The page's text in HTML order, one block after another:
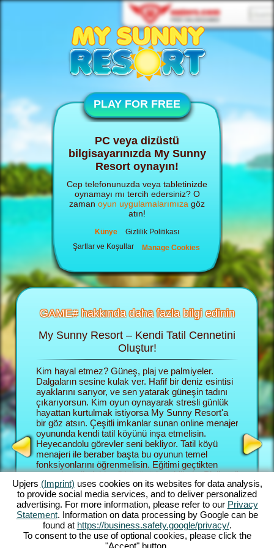
PLAY FOR FREE
PC veya dizüstü
bilgisayarınızda My Sunny
Resort oynayın!
Cep telefonunuzda veya tabletinizde
oynamayı mı tercih edersiniz? O
zaman oyun uygulamalarımıza göz
atın!
Künye
Gizlilik Politikası
Şartlar ve Koşullar
Manage Cookies
GAME# hakkında daha fazla bilgi edinin
bilgi
My Sunny Resort – Kendi Tatil Cennetini
Oluştur!
Kim hayal etmez? Güneş, plaj ve palmiyeler.
Dalgaların sesine kulak ver. Hafif bir deniz esintisi
ayaklarını sarıyor, ve sen yatarak güneşin tadını
çıkarıyorsun. Kim oyun oynayarak stresli günlük
hayattan kurtulmak istiyorsa My Sunny Resort'a
bir göz atsın. Çeşitli imkanlar sunan online menajer
oyununda kendi tatil köyünü inşa etmelisin.
Heyecandolu görevler seni bekliyor. Tatil köyü
menajeri ile beraber başta bu oyunun temel
fonksiyonlarını öğrenmelisin. Eğitimi geçtikten
sonra hayalindeki tatil köyünü kurabilirsin. Plajlı tatil
köyü sana ait olacaktır. Büyük planlara sahipsin.
En büyük hedefin müşterilerine bir daha
unutamayacakları bir tatil yaşatabilmek ve tatil
köyünün sınıflandırmasını 5 yıldıza çıkarmak.
Hedefe ulaşmak için çeşitli imkanlar ve
fonksiyonlar sana yardımcı olacak. Oyunda ne
gide
o kadar
Sunny
hemde
Bu
ortaya
zeminini
kendin
Upjers (Imprint) uses cookies on its websites for data analysis,
to provide social media services, and to deliver personalized
advertising. For more information, please refer to our Privacy
Statement. Information on data processing by Google can be
found at https://business.safety.google/privacy/.
To consent to the use of optional cookies, please click the
"Accept" button.